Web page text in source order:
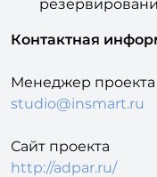
Контактная
Менеджер
studio@insmart.ru
Сайт проекта
http://adpar.ru/